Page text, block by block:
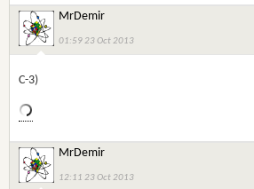
MrDemir
01:59 23 Oct 2013
C-3)
MrDemir
12:11 23 Oct 2013